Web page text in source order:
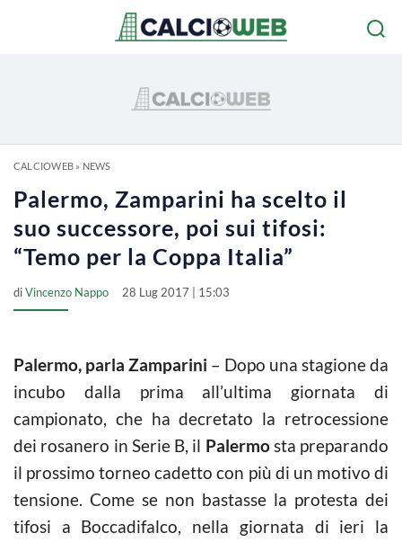
CALCIOWEB» NEWS
Palermo, Zamparini ha scelto il
suo successore, poi sui tifosi:
“Temo per la Coppa Italia”
diVincenzo Nappo 28 Lug 2017 | 15:03
Palermo, parla Zamparini – Dopo una stagione da
incubo dalla prima all’ultima giornata di
campionato, che ha decretato la retrocessione
dei rosanero in Serie B, il Palermosta preparando
il prossimo torneo cadetto con più di un motivo di
tensione. Come se non bastasse la protesta dei
tifosi a Boccadifalco, nella giornata di ieri la